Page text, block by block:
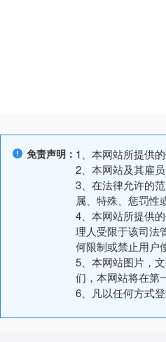
免责声明： 1、本网站所提供
2、本网站及其雇
3、在法律允许的
属、特殊、惩罚性
4、本网站所提供
理人受限于该司法
何限制或禁止用户
5、本网站图片，
们，本网站将在第
6、凡以任何方式